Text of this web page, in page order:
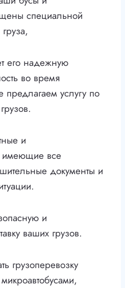
специальной
его надежную
во время
услугу по
и
имеющие все
документы и
и
ваших грузов.
грузоперевозку